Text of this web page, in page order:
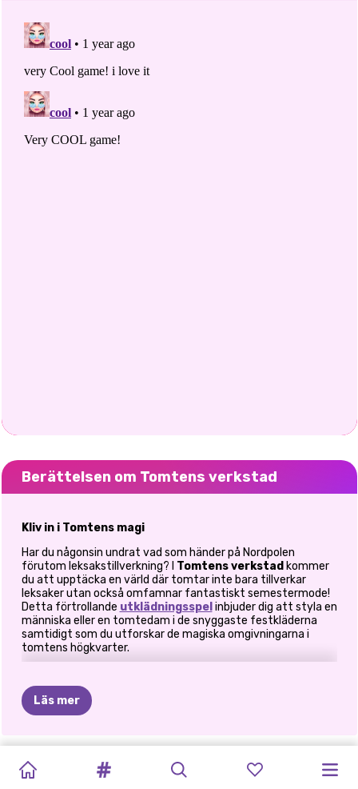
Berättelsen om Tomtens verkstad
Kliv in i Tomtens magi
Har du någonsin undrat vad som händer på Nordpolen
förutom leksakstillverkning? I Tomtens verkstad kommer
du att upptäcka en värld där tomtar inte bara tillverkar
leksaker utan också omfamnar fantastiskt semestermode!
Detta förtrollande utklädningsspel inbjuder dig att styla en
människa eller en tomtedam i de snyggaste festkläderna
samtidigt som du utforskar de magiska omgivningarna i
tomtens högkvarter.
Nordpolen har sin egen klädkod, och det handlar om rött,
grönt och gnistrar! Bli kreativ med garderobsalternativen när
Toppar och ärmar: Välj intrikata toppar prydda med glitter
och flytande ärmar för den extra touchen av magi.
Läs mer
CHRISTMAS
WINTERELLA
PRINSESSORNA
VÄLKOMNA
PRINCESS
BFFS
VINTERLOV
FROZEN
CHRISTMAS:
PRINSESSOR
PRINSESSORNAS
HUR